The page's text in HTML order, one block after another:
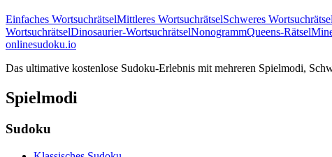
Einfaches WortsuchrätselMittleres WortsuchrätselSchweres
WortsuchrätselDinosaurier-WortsuchrätselNonogrammQueens-Rätsel
onlinesudoku.io
Das ultimative kostenlose Sudoku-Erlebnis mit mehreren Spielmodi,
Spielmodi
Sudoku